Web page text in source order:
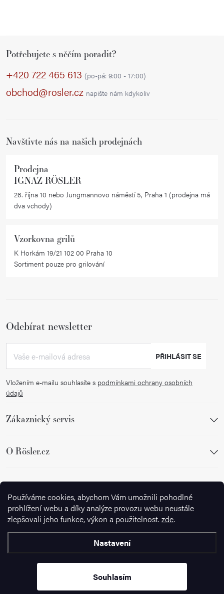
Používáme cookies, abychom Vám umožnili pohodlné
prohlížení webu a díky analýze provozu webu neustále
zlepšovali jeho funkce, výkon a použitelnost. zde.
Nastavení
Souhlasím
Potřebujete s něčím poradit?
+420 722 465 613 (po-pá: 9:00 - 17:00)
obchod@rosler.cz napište nám kdykoliv
Navštivte nás na našich prodejnách
Prodejna
IGNAZ RÖSLER
28. října 10 nebo Jungmannovo náměstí 5, Praha 1 (prodejna má
dva vchody)
Vzorkovna grilů
K Horkám 19/21 102 00 Praha 10
Sortiment pouze pro grilování
Odebírat newsletter
Vložením e-mailu souhlasíte s podmínkami ochrany osobních
údajů
PŘIHLÁSIT SE
Zákaznický servis
O Rösler.cz
Sledujte nás